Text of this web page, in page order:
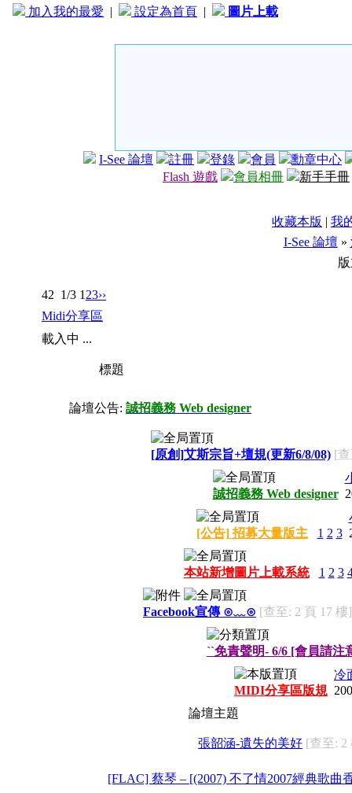
加入我的最愛 | 設定為首頁 | 圖片上載
I-See 論壇 註冊 登錄 會員
勳章中心
Flash 遊戲
會員相冊 新手手冊
收藏本版 | 我
I-See 論壇 »
42 1/3 1 23››
Midi分享區
載入中 ...
標題
論壇公告: 誠招義務 Web designer
[原創]艾斯宗旨+壇規(更新6/8/08) [
誠招義務 Web designer
[公告] 招募大量版主 1 2 3
本站新增圖片上載系統 1 2 3
Facebook宣傳 ⊙﹏⊙ [查至: 2 頁 17 樓]
``免責聲明- 6/6 [會員請注
MIDI分享區版規
冷
論壇主題
張韶涵-遺失的美好 [查至: 2
[FLAC] 蔡琴 – [(2007) 不了情2007經典歌曲